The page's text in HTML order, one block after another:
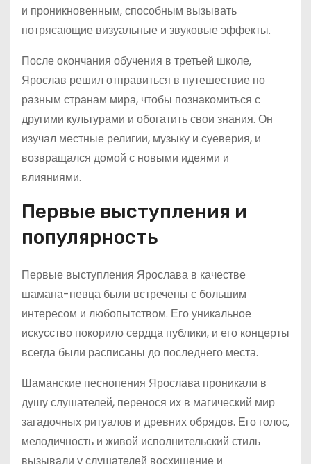
и проникновенным, способным вызывать
потрясающие визуальные и звуковые эффекты.
После окончания обучения в третьей школе,
Ярослав решил отправиться в путешествие по
разным странам мира, чтобы познакомиться с
другими культурами и обогатить свои знания. Он
изучал местные религии, музыку и суеверия, и
возвращался домой с новыми идеями и
влияниями.
Первые выступления и
популярность
Первые выступления Ярослава в качестве
шамана-певца были встречены с большим
интересом и любопытством. Его уникальное
искусство покорило сердца публики, и его концерты
всегда были расписаны до последнего места.
Шаманские песнопения Ярослава проникали в
душу слушателей, перенося их в магический мир
загадочных ритуалов и древних обрядов. Его голос,
мелодичность и живой исполнительский стиль